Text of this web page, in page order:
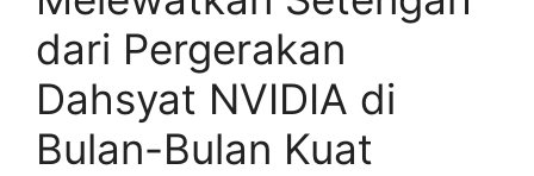
dari Pergerakan
Dahsyat NVIDIA di
Bulan-Bulan Kuat